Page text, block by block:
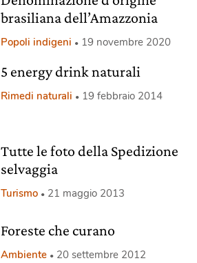
brasiliana dell’Amazzonia
Popoli indigeni 19 novembre 2020
5 energy drink naturali
Rimedi naturali 19 febbraio 2014
Tutte le foto della Spedizione
selvaggia
Turismo 21 maggio 2013
Foreste che curano
Ambiente 20 settembre 2012